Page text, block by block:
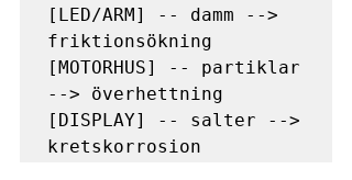
[LED/ARM] -- damm -->
friktionsökning
[MOTORHUS] -- partiklar
--> överhettning
[DISPLAY] -- salter -->